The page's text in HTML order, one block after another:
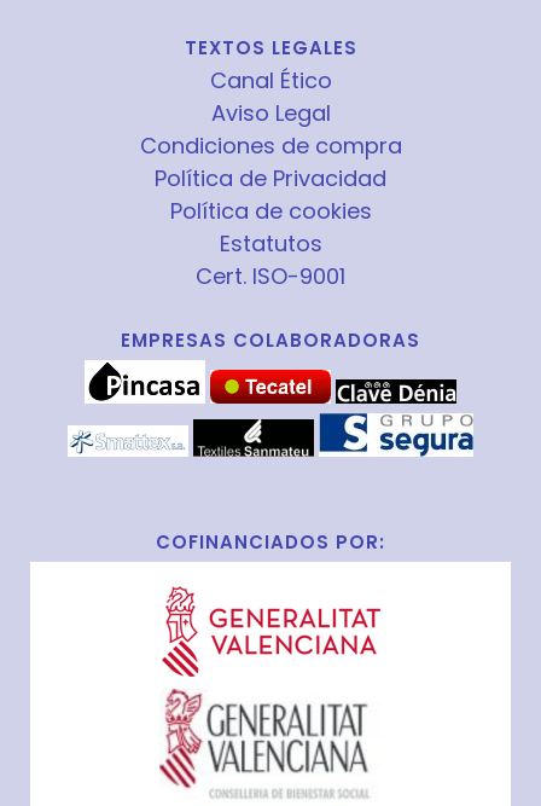
TEXTOS LEGALES
Canal Ético
Aviso Legal
Condiciones de compra
Política de Privacidad
Política de cookies
Estatutos
Cert. ISO-9001
EMPRESAS COLABORADORAS
COFINANCIADOS POR: